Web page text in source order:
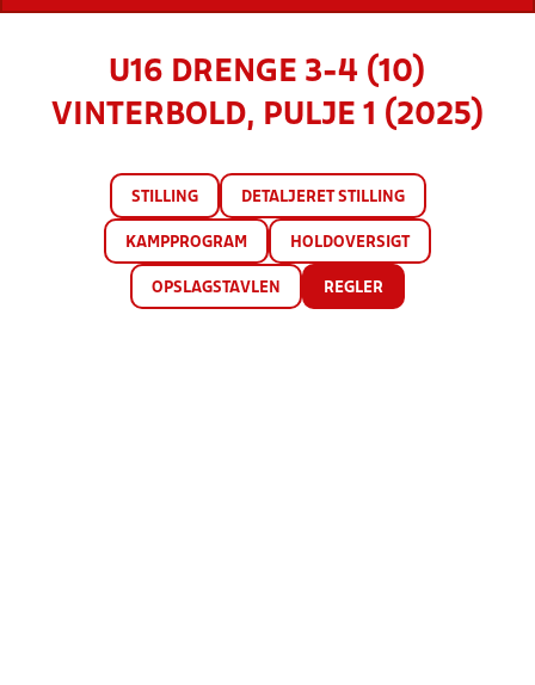
U16 DRENGE 3-4 (10)
VINTERBOLD, PULJE 1 (2025)
STILLING DETALJERET STILLING
KAMPPROGRAM HOLDOVERSIGT
OPSLAGSTAVLEN REGLER